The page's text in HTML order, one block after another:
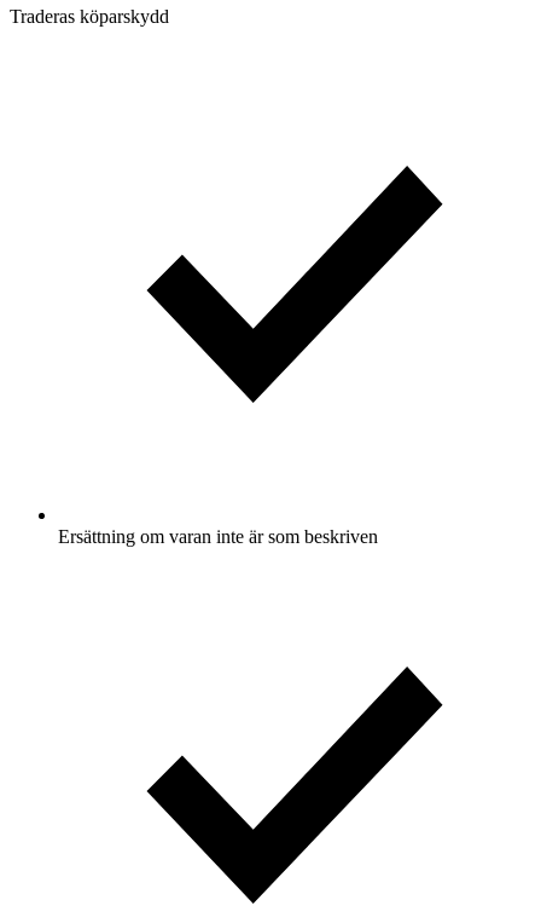
Traderas köparskydd
Ersättning om varan inte är som beskriven